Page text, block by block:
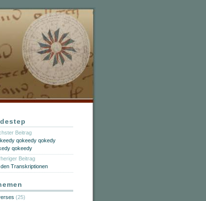
Beitrag
qokeedy qokedy
qokeedy
Beitrag
Transkriptionen
(25)